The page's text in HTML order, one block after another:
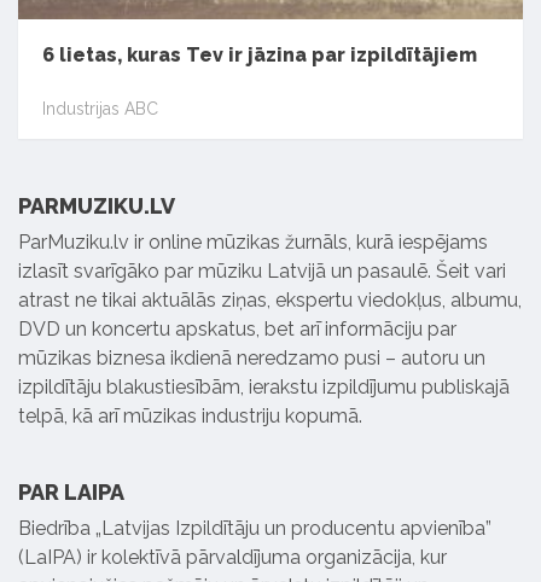
6 lietas, kuras Tev ir jāzina par izpildītājiem
Industrijas ABC
PARMUZIKU.LV
ParMuziku.lv ir online mūzikas žurnāls, kurā iespējams
izlasīt svarīgāko par mūziku Latvijā un pasaulē. Šeit vari
atrast ne tikai aktuālās ziņas, ekspertu viedokļus, albumu,
DVD un koncertu apskatus, bet arī informāciju par
mūzikas biznesa ikdienā neredzamo pusi – autoru un
izpildītāju blakustiesībām, ierakstu izpildījumu publiskajā
telpā, kā arī mūzikas industriju kopumā.
PAR LAIPA
Biedrība „Latvijas Izpildītāju un producentu apvienība”
(LaIPA) ir kolektīvā pārvaldījuma organizācija, kur